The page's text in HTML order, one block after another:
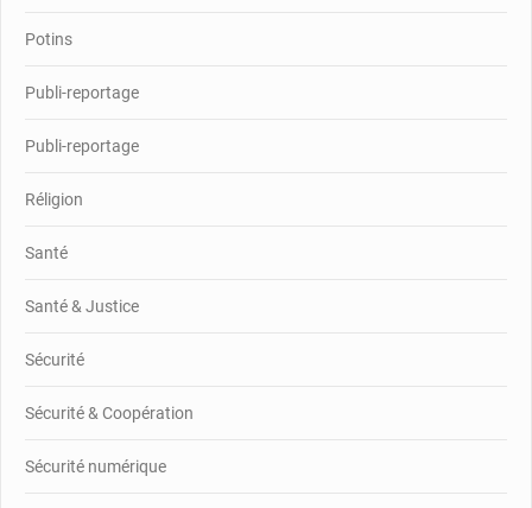
Potins
Publi-reportage
Publi-reportage
Réligion
Santé
Santé & Justice
Sécurité
Sécurité & Coopération
Sécurité numérique